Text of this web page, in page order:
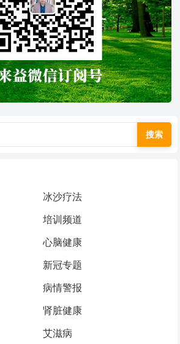
搜索
冰沙疗法
培训频道
心脑健康
新冠专题
病情警报
肾脏健康
艾滋病